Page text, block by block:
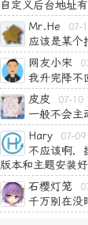
自定义后台地址
Mr.He
07-
应该是某个
网友小宋
我升完降不
皮皮
07-10
一般不会主
Hary
07-
不应该啊，
版本和主题安装
石樱灯笼
千万别在没